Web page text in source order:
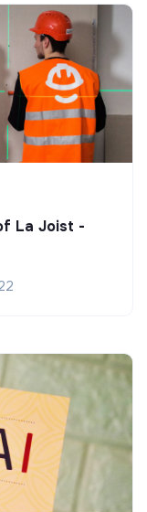
La Joist -